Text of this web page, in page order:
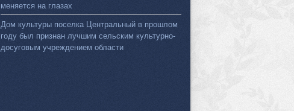
меняется на глазах
Дом культуры поселка Центральный в прошлом
году был признан лучшим сельским культурно-
досуговым учреждением области